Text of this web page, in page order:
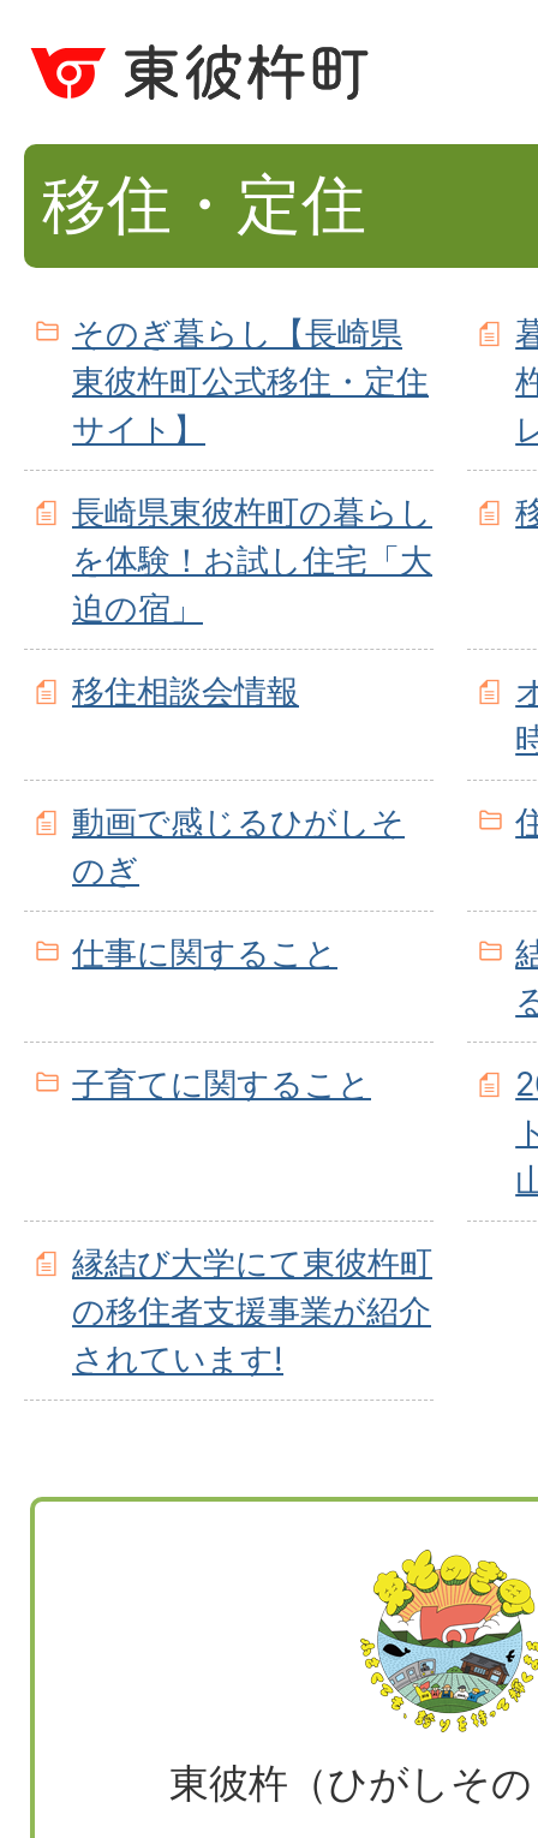
移住・定住
そのぎ暮らし【長崎県
東彼杵町公式移住・定住
サイト】
長崎県東彼杵町の暮らし
を体験！お試し住宅「大
迫の宿」
移住相談会情報
動画で感じるひがしそ
のぎ
仕事に関すること
子育てに関すること
縁結び大学にて東彼杵町
の移住者支援事業が紹介
されています!
東彼杵（ひがしそ